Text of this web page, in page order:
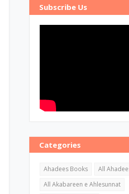
Subscribe Us
Categories
Ahadees Books
All
All Akabareen e Ahlesunnat